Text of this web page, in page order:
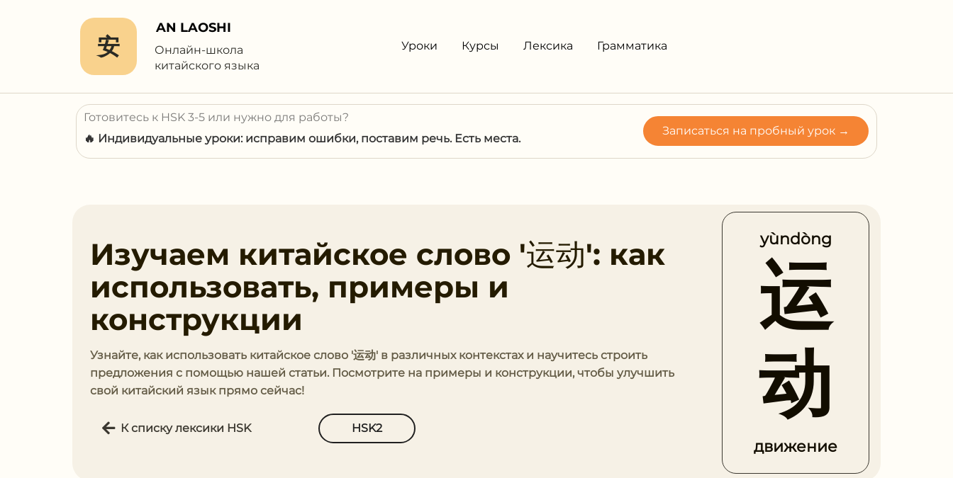
安
AN LAOSHI
Онлайн-школа
китайского языка
Уроки Курсы Лексика Грамматика
Готовитесь к HSK 3-5 или нужно для работы?
🔥 Индивидуальные уроки: исправим ошибки, поставим речь. Есть места.
Записаться на пробный урок →
Изучаем китайское слово '运动': как
использовать, примеры и
конструкции
Узнайте, как использовать китайское слово '运动' в различных контекстах и научитесь строить
предложения с помощью нашей статьи. Посмотрите на примеры и конструкции, чтобы улучшить
свой китайский язык прямо сейчас!
К списку лексики HSK HSK2
yùndòng
运
动
движение